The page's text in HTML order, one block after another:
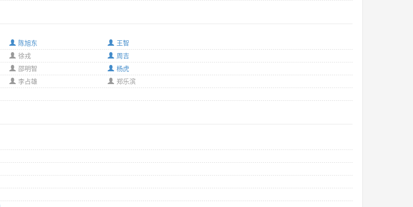
陈旭东
王智
徐戎
周吉
邵明智
杨虎
李占雄
郑乐滨